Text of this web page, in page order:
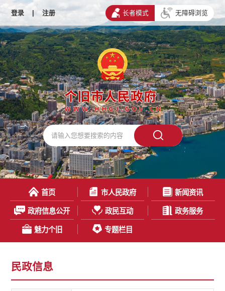
登录 | 注册 长者模式 无障碍浏览
首页 市人民政府 新闻资讯
政府信息公开 政民互动 政务服务
魅力个旧 专题栏目
民政信息